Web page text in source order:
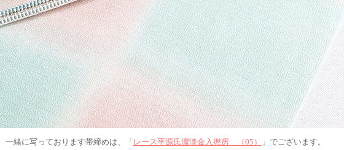
一緒に写っております帯締めは、「 レース平源氏濃淡金入撚房 （05） 」でございます。